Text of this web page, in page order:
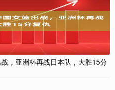
，亚洲杯再战日本队，大胜15分